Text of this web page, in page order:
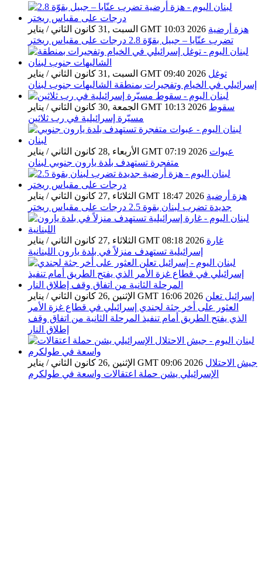
السبت ,31 كانون الثاني / يناير GMT 10:03 2026 هزة أرضية
تضرب عنّايا – جبيل بقوّة 2.8 درجات على مقياس ريختر
السبت ,31 كانون الثاني / يناير GMT 09:40 2026 توغل
إسرائيلي في الخيام وتفجيرات بمنطقة الشاليهات جنوب لبنان
الجمعة ,30 كانون الثاني / يناير GMT 10:13 2026 سقوط
مسيّرة إسرائيلية في رب ثلاثين
الأربعاء ,28 كانون الثاني / يناير GMT 07:19 2026 عبوات
متفجرة تستهدف بلدة يارون جنوبي لبنان
الثلاثاء ,27 كانون الثاني / يناير GMT 18:47 2026 هزة أرضية
جديدة تضرب لبنان بقوة 2.5 درجات على مقياس ريختر
الثلاثاء ,27 كانون الثاني / يناير GMT 08:18 2026 غارة
إسرائيلية تستهدف منزلاً في بلدة يارون اللبنانية
الإثنين ,26 كانون الثاني / يناير GMT 16:06 2026 إسرائيل تعلن
العثور على أخر جثة لجندي إسرائيلي في قطاع غزة الأمر
الذي يفتح الطريق أمام تنفيذ المرحلة الثانية من اتفاق وقف
إطلاق النار
الإثنين ,26 كانون الثاني / يناير GMT 09:06 2026 جيش الاحتلال
الإسرائيلي يشن حملة اعتقالات واسعة في طولكرم